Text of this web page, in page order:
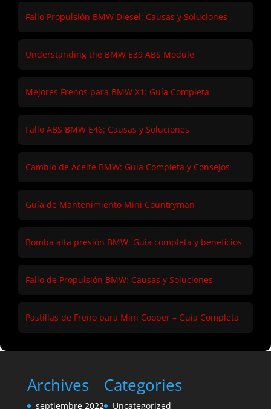
Fallo Propulsión BMW Diesel: Causas y Soluciones
Understanding the BMW E39 ABS Module
Mejores Frenos para BMW X1: Guía Completa
Fallo ABS BMW E46: Causas y Soluciones
Cambio de Aceite BMW: Guía Completa y Consejos
Guía de Mantenimiento Mini Countryman
Bomba alta presión BMW: Guía completa y beneficios
Fallo de Propulsión BMW: Causas y Soluciones
Pastillas de Freno para Mini Cooper – Guía Completa
Archives
septiembre 2022
Categories
Uncategorized